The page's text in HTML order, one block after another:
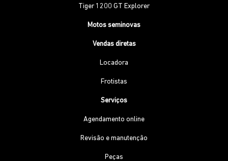
Tiger 1200 GT Explorer
Motos seminovas
Vendas diretas
Locadora
Frotistas
Serviços
Agendamento online
Revisão e manutenção
Peças